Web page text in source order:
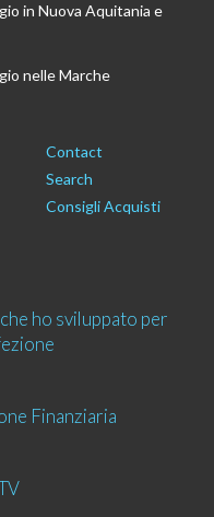
in Nuova Aquitania e
nelle Marche
Contact
Search
Consigli Acquisti
ho sviluppato per
Finanziaria